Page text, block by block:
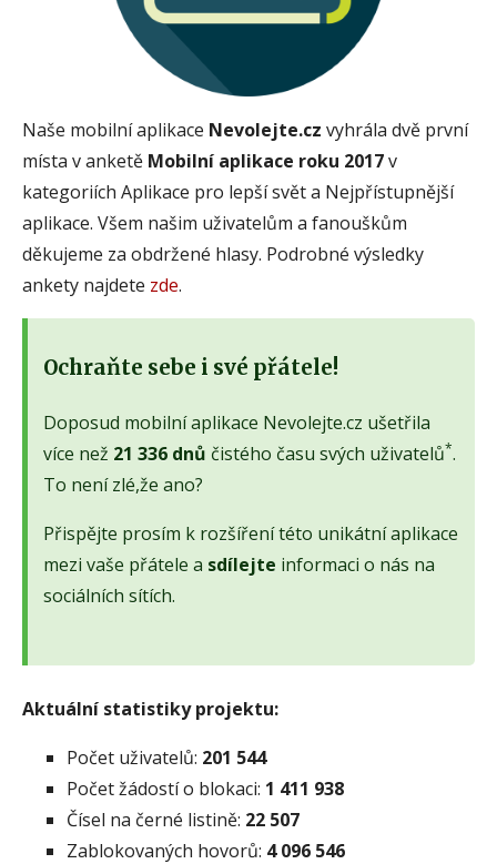
Naše mobilní aplikace Nevolejte.cz vyhrála dvě první
místa v anketě Mobilní aplikace roku 2017v
kategoriích Aplikace pro lepší svět a Nejpřístupnější
aplikace. Všem našim uživatelům a fanouškům
děkujeme za obdržené hlasy. Podrobné výsledky
ankety najdete zde.
Ochraňte sebe i své přátele!
Doposud mobilní aplikace Nevolejte.cz ušetřila
více než 21 336 dnů čistého času svých uživatelů*.
To není zlé,že ano?
Přispějte prosím k rozšíření této unikátní aplikace
mezi vaše přátele a sdílejte informaci o nás na
sociálních sítích.
Aktuální statistiky projektu:
Počet uživatelů: 201 544
Počet žádostí o blokaci: 1 411 938
Čísel na černé listině: 22 507
Zablokovaných hovorů: 4 096 546